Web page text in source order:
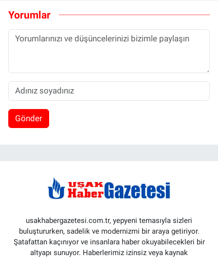
Yorumlar
Gönder
usakhabergazetesi.com.tr, yepyeni temasıyla sizleri
buluştururken, sadelik ve modernizmi bir araya getiriyor.
Şatafattan kaçınıyor ve insanlara haber okuyabilecekleri bir
altyapı sunuyor. Haberlerimiz izinsiz veya kaynak